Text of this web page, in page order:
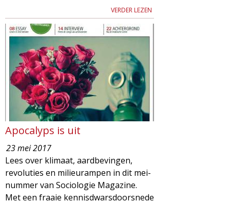
VERDER LEZEN
Apocalyps is uit
23 mei 2017
Lees over klimaat, aardbevingen,
revoluties en milieurampen in dit mei-
nummer van Sociologie Magazine.
Met een fraaie kennisdwarsdoorsnede